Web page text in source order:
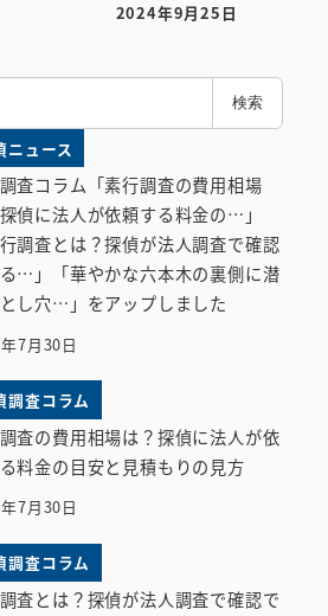
投稿日
2024年9月25日
検索
ニュース
査コラム「素行調査の費用相場
偵に法人が依頼する料金の…」
行調査とは？探偵が法人調査で確認
…」「華やかな六本木の裏側に潜
し穴…」をアップしました
7月30日
調査コラム
査の費用相場は？探偵に法人が依
料金の目安と見積もりの見方
7月30日
調査コラム
査とは？探偵が法人調査で確認で